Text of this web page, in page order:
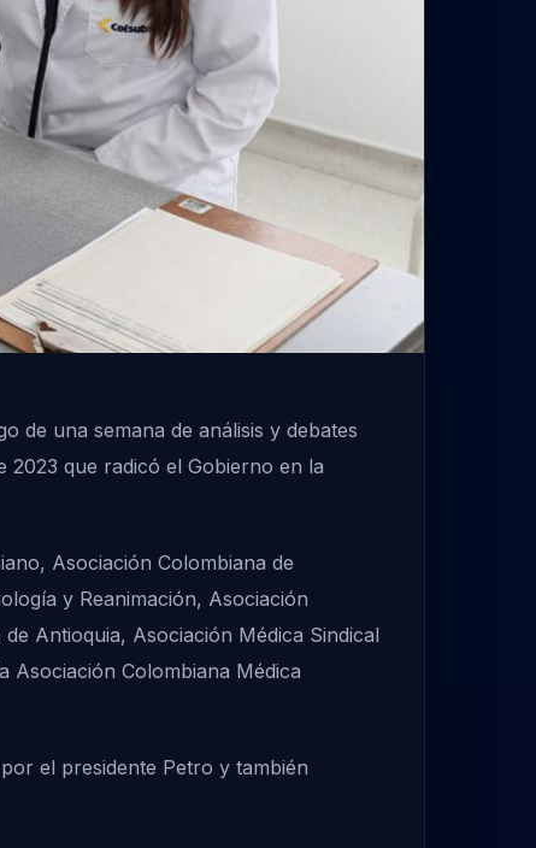
de una semana de análisis y debates
que radicó el Gobierno en la
Asociación Colombiana de
y Reanimación, Asociación
Antioquia, Asociación Médica Sindical
Asociación Colombiana Médica
el presidente Petro y también